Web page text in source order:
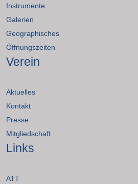
Instrumente
Galerien
Geographisches
Öffnungszeiten
Verein
Aktuelles
Kontakt
Presse
Mitgliedschaft
Links
ATT